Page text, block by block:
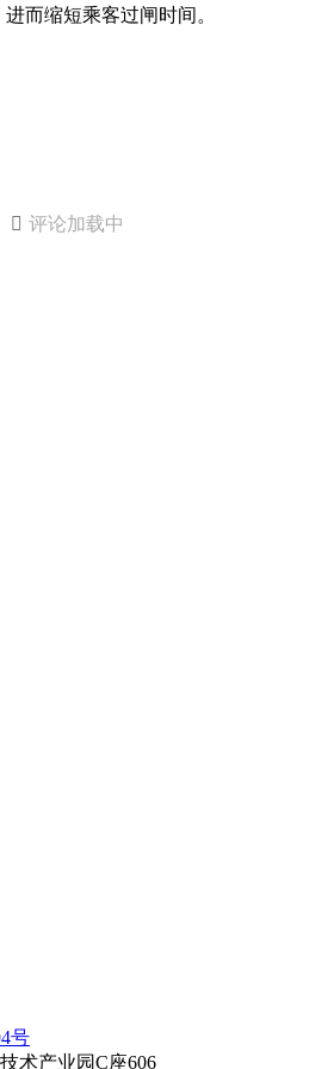
而缩短乘客过闸时间。
 评论加载中
号
术产业园C座606